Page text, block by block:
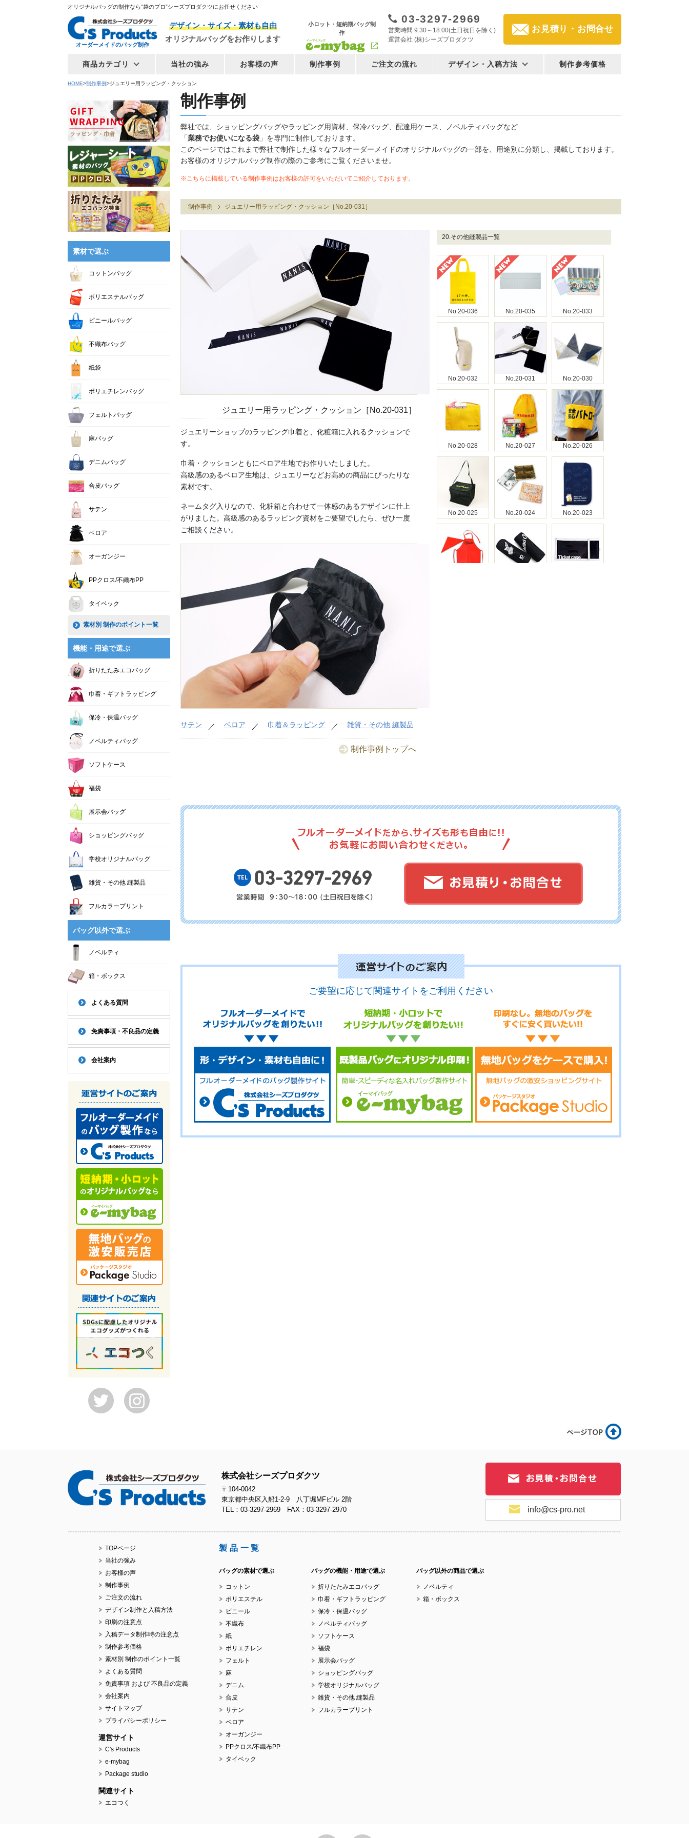
オリジナルバッグの制作なら“袋のプロ”シーズプロダクツにお任せください
オーダーメイドのバッグ制作
デザイン・サイズ・素材も自由
オリジナルバッグをお作りします
小ロット・短納期バッグ制
作
03-3297-2969
営業時間 9:30～18:00(土日祝日を除く)
運営会社 (株)シーズプロダクツ
お見積り・お問合せ
商品カテゴリ 当社の強み お客様の声 制作事例 ご注文の流れ デザイン・入稿方法 制作参考価格
HOME 制作事例 ジュエリー用ラッピング・クッション
制作事例
弊社では、ショッピングバッグやラッピング用資材、保冷バッグ、配達用ケース、ノベルティバッグなど
「業務でお使いになる袋 」を専門に制作しております。
このページではこれまで弊社で制作した様々なフルオーダーメイドのオリジナルバッグの一部を、用途別に分類し、掲載しております。
お客様のオリジナルバッグ制作の際のご参考にご覧くださいませ。
※こちらに掲載している制作事例はお客様の許可をいただいてご紹介しております。
制作事例 ジュエリー用ラッピング・クッション［No.20-031］
ジュエリー用ラッピング・クッション［No.20-031］
ジュエリーショップのラッピング巾着と、化粧箱に入れるクッションで
す。
巾着・クッションともにベロア生地でお作りいたしました。
高級感のあるベロア生地は、ジュエリーなどお高めの商品にぴったりな
素材です。
ネームタグ入りなので、化粧箱と合わせて一体感のあるデザインに仕上
がりました。高級感のあるラッピング資材をご要望でしたら、ぜひ一度
ご相談ください。
サテン ベロア 巾着＆ラッピング 雑貨・その他 縫製品
制作事例トップへ
20.その他縫製品一覧
No.20-036 No.20-035 No.20-033
No.20-032 No.20-031 No.20-030
No.20-028 No.20-027 No.20-026
No.20-025 No.20-024 No.20-023
No.20-009 No.20-007
ご要望に応じて関連サイトをご利用ください
素材で選ぶ
コットンバッグ
ポリエステルバッグ
ビニールバッグ
不織布バッグ
紙袋
ポリエチレンバッグ
フェルトバッグ
麻バッグ
デニムバッグ
合皮バッグ
サテン
ベロア
オーガンジー
PPクロス/不織布PP
タイベック
素材別 制作のポイント一覧
機能・用途で選ぶ
折りたたみエコバッグ
巾着・ギフトラッピング
保冷・保温バッグ
ノベルティバッグ
ソフトケース
福袋
展示会バッグ
ショッピングバッグ
学校オリジナルバッグ
雑貨・その他 縫製品
フルカラープリント
バッグ以外で選ぶ
ノベルティ
箱・ボックス
よくある質問
免責事項・不良品の定義
会社案内
株式会社シーズプロダクツ
〒104-0042
東京都中央区入船1-2-9 八丁堀MFビル 2階
TEL：03-3297-2969 FAX：03-3297-2970
info@cs-pro.net
TOPページ
当社の強み
お客様の声
制作事例
ご注文の流れ
デザイン制作と入稿方法
印刷の注意点
入稿データ制作時の注意点
制作参考価格
素材別 制作のポイント一覧
よくある質問
免責事項 および 不良品の定義
会社案内
サイトマップ
プライバシーポリシー
運営サイト
C's Products
e-mybag
Package studio
関連サイト
エコつく
製品一覧
バッグの素材で選ぶ
コットン
ポリエステル
ビニール
不織布
紙
ポリエチレン
フェルト
麻
デニム
合皮
サテン
ベロア
オーガンジー
PPクロス/不織布PP
タイベック
バッグの機能・用途で選ぶ
折りたたみエコバッグ
巾着・ギフトラッピング
保冷・保温バッグ
ノベルティバッグ
ソフトケース
福袋
展示会バッグ
ショッピングバッグ
学校オリジナルバッグ
雑貨・その他 縫製品
フルカラープリント
バッグ以外の商品で選ぶ
ノベルティ
箱・ボックス